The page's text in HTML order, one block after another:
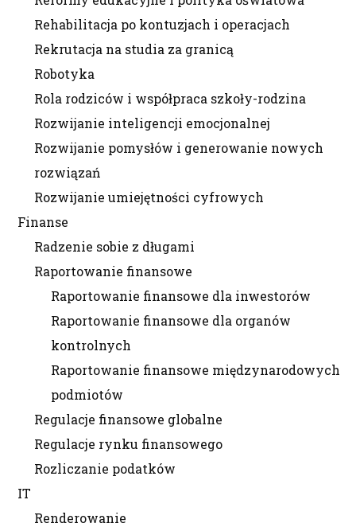
Rehabilitacja po kontuzjach i operacjach
Rekrutacja na studia za granicą
Robotyka
Rola rodziców i współpraca szkoły-rodzina
Rozwijanie inteligencji emocjonalnej
Rozwijanie pomysłów i generowanie nowych
rozwiązań
Rozwijanie umiejętności cyfrowych
Finanse
Radzenie sobie z długami
Raportowanie finansowe
Raportowanie finansowe dla inwestorów
Raportowanie finansowe dla organów
kontrolnych
Raportowanie finansowe międzynarodowych
podmiotów
Regulacje finansowe globalne
Regulacje rynku finansowego
Rozliczanie podatków
IT
Renderowanie